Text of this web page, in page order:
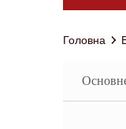
Головна